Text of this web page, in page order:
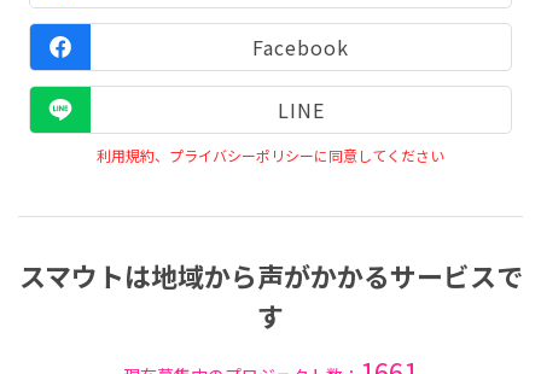
Facebook
LINE
利用規約、プライバシーポリシーに同意してください
スマウトは地域から声がかかるサービスで
す